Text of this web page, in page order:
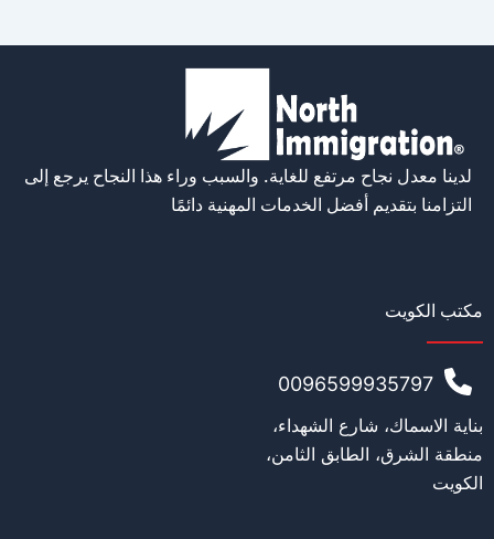
لدينا معدل نجاح مرتفع للغاية. والسبب وراء هذا النجاح يرجع إلى
التزامنا بتقديم أفضل الخدمات المهنية دائمًا
مكتب الكويت
0096599935797
بناية الاسماك، شارع الشهداء،
منطقة الشرق، الطابق الثامن،
الكويت